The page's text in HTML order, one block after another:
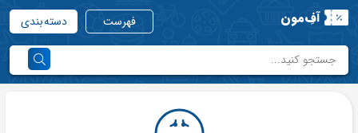
آفِ‌مون فهرست دسته بندی